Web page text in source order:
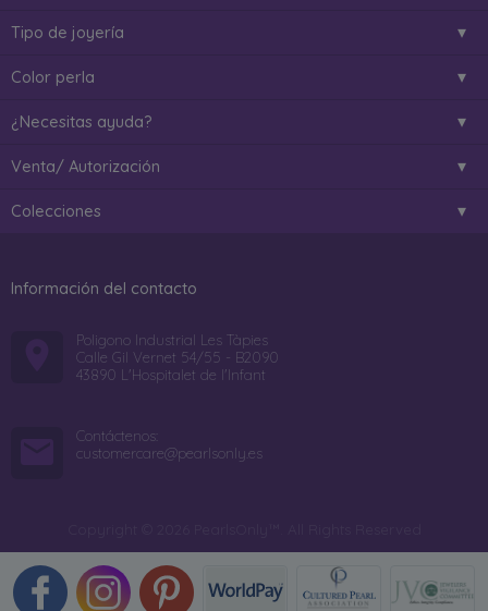
Tipo de joyería
Color perla
¿Necesitas ayuda?
Venta/ Autorización
Colecciones
Información del contacto
Poligono Industrial Les Tàpies
Calle Gil Vernet 54/55 - B2090
43890 L'Hospitalet de l'Infant
Contáctenos:
customercare@pearlsonly.es